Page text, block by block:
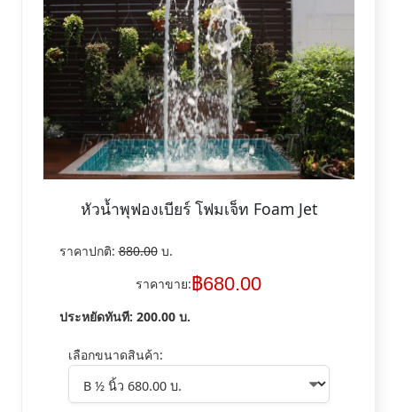
หัวน้ำพุฟองเบียร์ โฟมเจ็ท Foam Jet
ราคาปกติ:880.00บ.
ราคาขาย:฿680.00
ประหยัดทันที: 200.00บ.
เลือกขนาดสินค้า: